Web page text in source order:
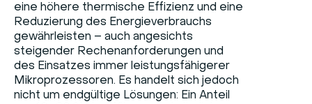
eine höhere thermische Effizienz und eine
Reduzierung des Energieverbrauchs
gewährleisten – auch angesichts
steigender Rechenanforderungen und
des Einsatzes immer leistungsfähigerer
Mikroprozessoren. Es handelt sich jedoch
nicht um endgültige Lösungen: Ein Anteil